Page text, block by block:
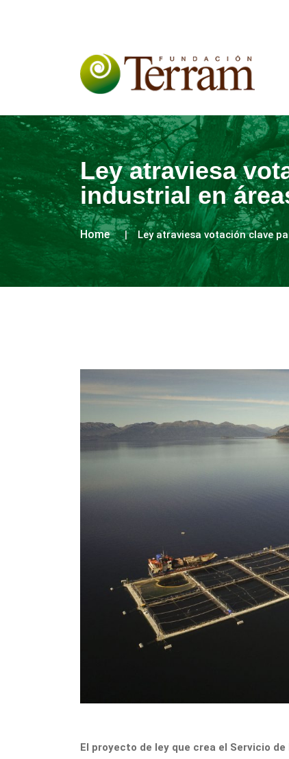
Ley atraviesa
industrial en
Home Ley atraviesa votación clave
El proyecto de ley que crea el Servicio